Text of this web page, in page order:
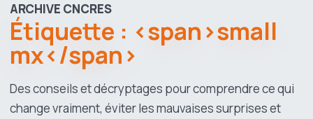
ARCHIVE CNCRES
Étiquette : <span>small
mx</span>
Des conseils et décryptages pour comprendre ce qui
change vraiment, éviter les mauvaises surprises et